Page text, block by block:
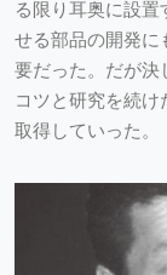
る限り耳奥に設
せる部品の開発に
要だった。だが決
コツと研究を続
取得していった。